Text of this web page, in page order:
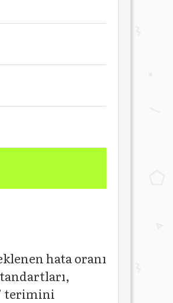
hata oranı
terimini